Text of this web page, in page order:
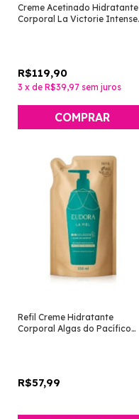
Creme Acetinado Hidratante
Corporal La Victorie Intense
R$119,90
3 x de R$39,97 sem juros
Refil Creme Hidratante
Corporal Algas do Pacífico
R$57,99